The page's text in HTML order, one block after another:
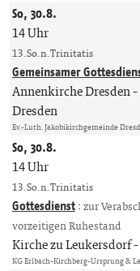
So, 30.8.
14 Uhr
13. So. n. Trinitatis
Gemeinsamer
Annenkirche Dresden
Dresden
Ev.-Luth. Jakobikirchgemeinde
So, 30.8.
14 Uhr
13. So. n. Trinitatis
Gottesdienst: zur
vorzeitigen Ruhestand
Kirche zu Leukersdorf
KG Erlbach-Kirchberg-Ursprung &